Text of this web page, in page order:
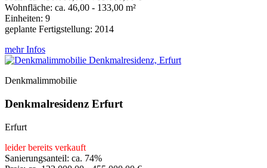
Wohnfläche: ca. 46,00 - 133,00 m²
Einheiten: 9
geplante Fertigstellung: 2014
mehr Infos
Denkmalimmobilie
Denkmalresidenz Erfurt
Erfurt
leider bereits verkauft
Sanierungsanteil: ca. 74%